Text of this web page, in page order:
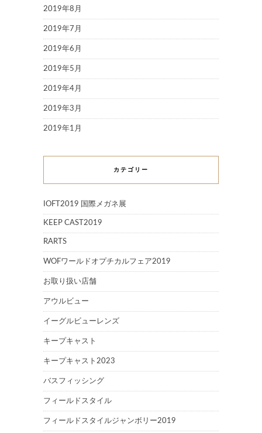
2019年8月
2019年7月
2019年6月
2019年5月
2019年4月
2019年3月
2019年1月
カテゴリー
IOFT2019 国際メガネ展
KEEP CAST2019
RARTS
WOFワールドオプチカルフェア2019
お取り扱い店舗
アウルビュー
イーグルビューレンズ
キープキャスト
キープキャスト2023
バスフィッシング
フィールドスタイル
フィールドスタイルジャンボリー2019